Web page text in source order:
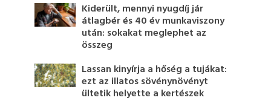
Kiderült, mennyi nyugdíj jár
átlagbér és 40 év munkaviszony
után: sokakat meglephet az
összeg
Lassan kinyírja a hőség a tujákat:
ezt az illatos sövénynövényt
ültetik helyette a kertészek